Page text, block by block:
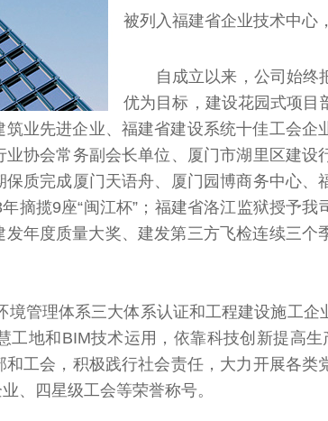
被列入福建省企业技术中心
自成立以来，公司始终把
优为目标，建设花园式项目
业先进企业、福建省建设系统十佳工会
协会常务副会长单位、厦门市湖里区建
质完成厦门天语舟、厦门园博商务中心
摘揽9座“闽江杯”；福建省洛江监狱授予
发年度质量大奖、建发第三方飞检连续三个
理体系三大体系认证和工程建设施工企
地和BIM技术运用，依靠科技创新提高
工会，积极践行社会责任，大力开展各
、四星级工会等荣誉称号。